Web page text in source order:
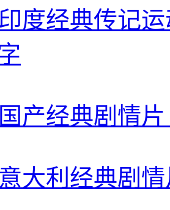
度经典传记
产经典剧情
大利经典剧